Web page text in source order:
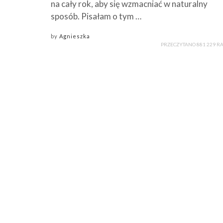
na cały rok, aby się wzmacniać w naturalny
sposób. Pisałam o tym …
by Agnieszka
PRZECZYTANO 881 229